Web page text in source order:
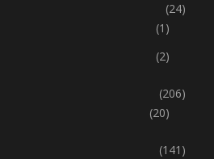
(24)
(1)
(2)
(206)
(20)
(141)